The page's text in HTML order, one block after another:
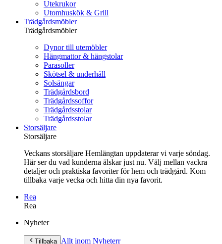
Utekrukor
Utomhuskök & Grill
Trädgårdsmöbler
Trädgårdsmöbler
Dynor till utemöbler
Hängmattor & hängstolar
Parasoller
Skötsel & underhåll
Solsängar
Trädgårdsbord
Trädgårdssoffor
Trädgårdsstolar
Trädgårdsstolar
Storsäljare
Storsäljare
Veckans storsäljare Hemlängtan uppdaterar vi varje söndag.
Här ser du vad kunderna älskar just nu. Välj mellan vackra
detaljer och praktiska favoriter för hem och trädgård. Kom
tillbaka varje vecka och hitta din nya favorit.
Rea
Rea
Nyheter
Tillbaka Allt inom Nyheterr